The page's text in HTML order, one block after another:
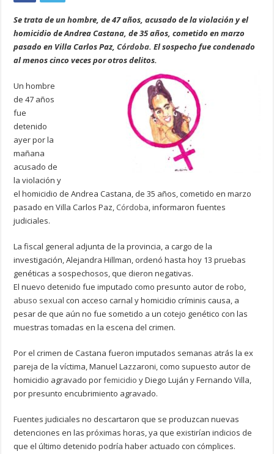
Se trata de un hombre, de 47 años, acusado de la violación y el
homicidio de Andrea Castana, de 35 años, cometido en marzo
pasado en Villa Carlos Paz,Córdoba. El sospecho fue condenado
al menos cinco veces por otros delitos.
Un hombre
de 47 años
fue
detenido
ayer por la
mañana
acusado de
la violación y
el homicidio de Andrea Castana, de 35 años, cometido en marzo
pasado en Villa Carlos Paz, Córdoba, informaron fuentes
judiciales.
La fiscal general adjunta de la provincia, a cargo de la
investigación, Alejandra Hillman, ordenó hasta hoy 13 pruebas
genéticas a sospechosos, que dieron negativas.
El nuevo detenido fue imputado como presunto autor de robo,
abuso sexual con acceso carnal y homicidio críminis causa, a
pesar de que aún no fue sometido a un cotejo genético con las
muestras tomadas en la escena del crimen.
Por el crimen de Castana fueron imputados semanas atrás la ex
pareja de la víctima, Manuel Lazzaroni, como supuesto autor de
homicidio agravado porfemicidio y Diego Luján y Fernando Villa,
por presunto encubrimiento agravado.
Fuentes judiciales no descartaron que se produzcan nuevas
detenciones en las próximas horas, ya que existirían indicios de
que el último detenido podría haber actuado con cómplices.